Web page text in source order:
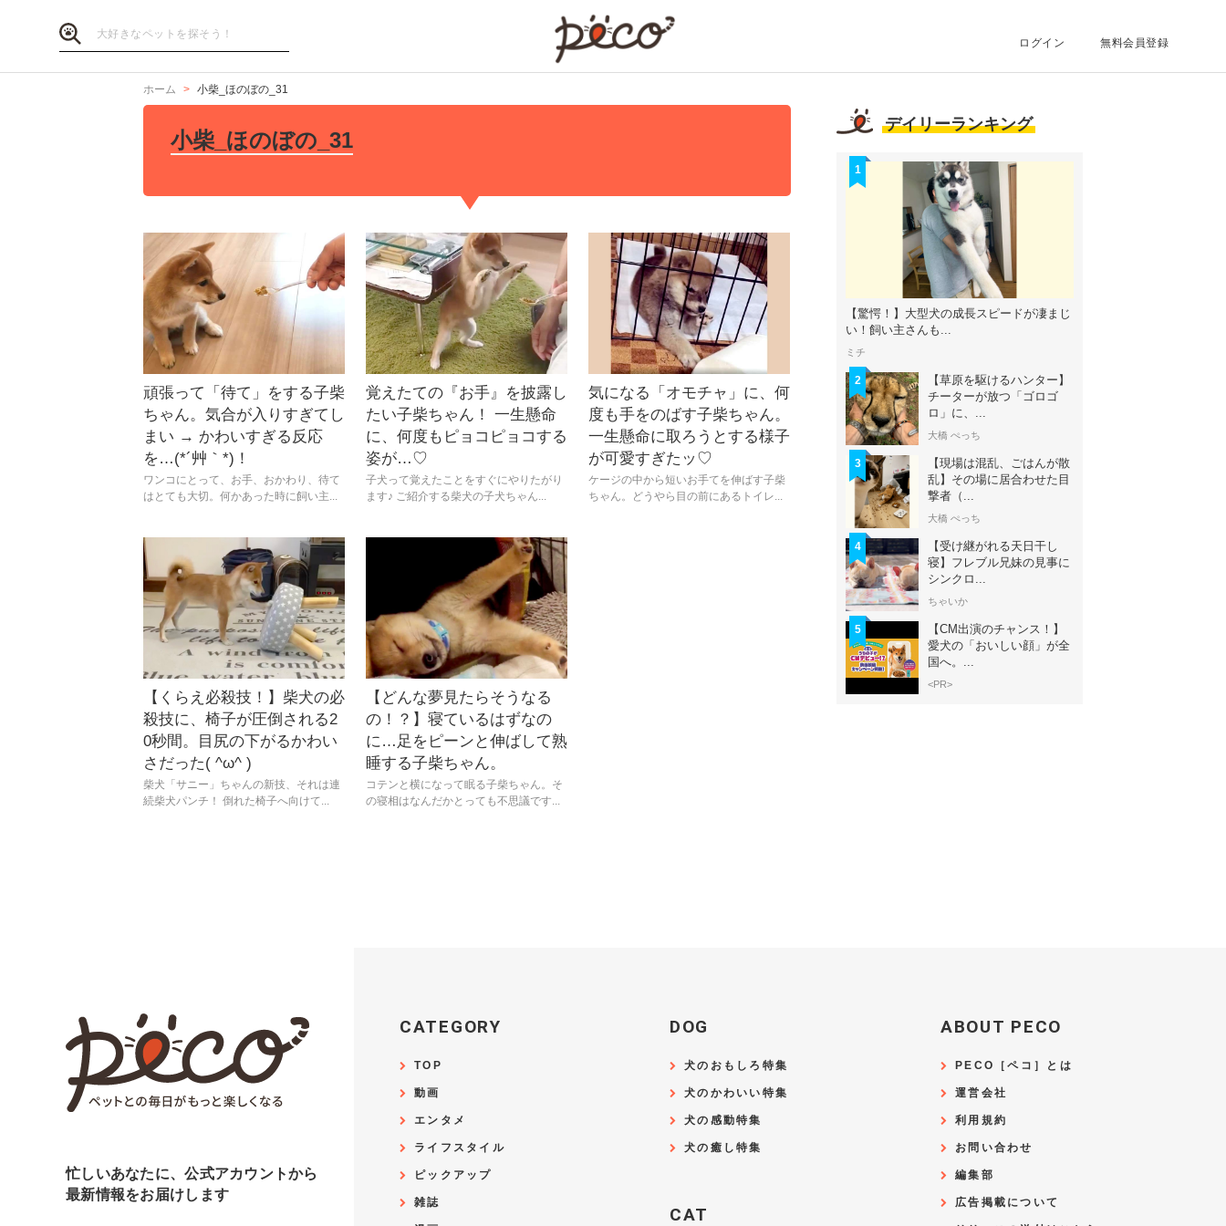
ログイン 無料会員登録
ホーム 小柴_ほのぼの_31
小柴_ほのぼの_31
頑張って「待て」をする子柴
ちゃん。気合が入りすぎてし
まい → かわいすぎる反応
を…(*´艸｀*)！
ワンコにとって、お手、おかわり、待て
はとても大切。何かあった時に飼い主...
覚えたての『お手』を披露し
たい子柴ちゃん！ 一生懸命
に、何度もピョコピョコする
姿が…♡
子犬って覚えたことをすぐにやりたがり
ます♪ ご紹介する柴犬の子犬ちゃん...
気になる「オモチャ」に、何
度も手をのばす子柴ちゃん。
一生懸命に取ろうとする様子
が可愛すぎたッ♡
ケージの中から短いお手てを伸ばす子柴
ちゃん。どうやら目の前にあるトイレ...
【くらえ必殺技！】柴犬の必
殺技に、椅子が圧倒される2
0秒間。目尻の下がるかわい
さだった( ^ω^ )
柴犬「サニー」ちゃんの新技、それは連
続柴犬パンチ！ 倒れた椅子へ向けて...
【どんな夢見たらそうなる
の！？】寝ているはずなの
に…足をピーンと伸ばして熟
睡する子柴ちゃん。
コテンと横になって眠る子柴ちゃん。そ
の寝相はなんだかとっても不思議です...
デイリーランキング
1
【驚愕！】大型犬の成長スピードが凄まじ
い！飼い主さんも...
ミチ
2
【草原を駆けるハンター】
チーターが放つ「ゴロゴ
ロ」に、...
大橋 ぺっち
3
【現場は混乱、ごはんが散
乱】その場に居合わせた目
撃者（...
大橋 ぺっち
4
【受け継がれる天日干し
寝】フレブル兄妹の見事に
シンクロ...
ちゃいか
5
【CM出演のチャンス！】
愛犬の「おいしい顔」が全
国へ。...
<PR>
忙しいあなたに、公式アカウントから
最新情報をお届けします
CATEGORY
TOP
動画
エンタメ
ライフスタイル
ピックアップ
雑誌
DOG
犬のおもしろ特集
犬のかわいい特集
犬の感動特集
犬の癒し特集
CAT
ABOUT PECO
PECO［ペコ］とは
運営会社
利用規約
お問い合わせ
編集部
広告掲載について